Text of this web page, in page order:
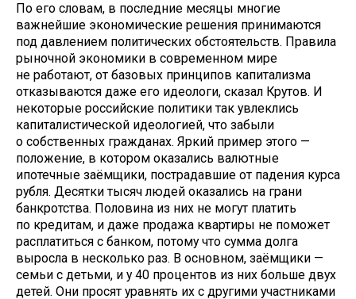
По его словам, в последние месяцы многие
важнейшие экономические решения принимаются
под давлением политических обстоятельств. Правила
рыночной экономики в современном мире
не работают, от базовых принципов капитализма
отказываются даже его идеологи, сказал Крутов. И
некоторые российские политики так увлеклись
капиталистической идеологией, что забыли
о собственных гражданах. Яркий пример этого —
положение, в котором оказались валютные
ипотечные заёмщики, пострадавшие от падения курса
рубля. Десятки тысяч людей оказались на грани
банкротства. Половина из них не могут платить
по кредитам, и даже продажа квартиры не поможет
расплатиться с банком, потому что сумма долга
выросла в несколько раз. В основном, заёмщики —
семьи с детьми, и у 40 процентов из них больше двух
детей. Они просят уравнять их с другими участниками